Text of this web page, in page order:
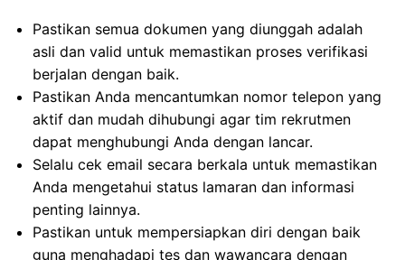
Pastikan semua dokumen yang diunggah adalah
asli dan valid untuk memastikan proses verifikasi
berjalan dengan baik.
Pastikan Anda mencantumkan nomor telepon yang
aktif dan mudah dihubungi agar tim rekrutmen
dapat menghubungi Anda dengan lancar.
Selalu cek email secara berkala untuk memastikan
Anda mengetahui status lamaran dan informasi
penting lainnya.
Pastikan untuk mempersiapkan diri dengan baik
guna menghadapi tes dan wawancara dengan